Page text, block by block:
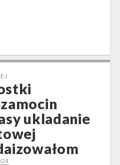
ukladanie